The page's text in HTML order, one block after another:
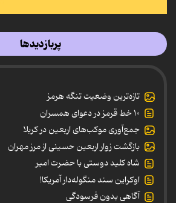
پربازدیدها
تازه‌ترین وضعیت تنگه هرمز
۱۰ خط قرمز در دعوای همسران
جمع‌آوری موکب‌های اربعین در کربلا
بازگشت زوار اربعین حسینی از مرز مهران
شاه کلید دوستی با حضرت امیر
اوکراین سند منگوله‌دار آمریکا!
آگاهی بدون فرسودگی